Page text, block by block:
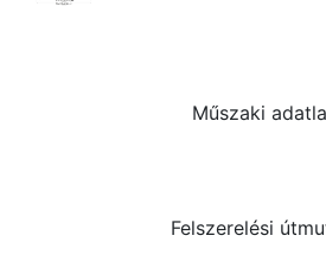
Műszaki
Felszerelési